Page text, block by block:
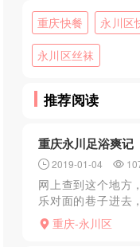
重庆快餐 永川区
永川区丝袜
推荐阅读
重庆永川足浴爽记
2019-01-04
网上查到这个地方
乐对面的巷子进去
楼左边，网吧对面
选，不合适就换人
重庆-永川区